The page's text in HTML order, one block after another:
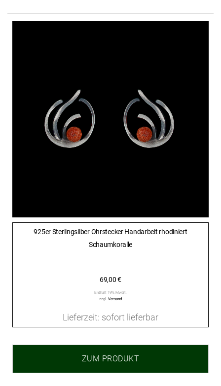
925er Sterlingsilber Ohrstecker Handarbeit rhodiniert
Schaumkoralle
69,00€
Enthält 19% MwSt.
zzgl. Versand
Lieferzeit: sofort lieferbar
ZUM PRODUKT